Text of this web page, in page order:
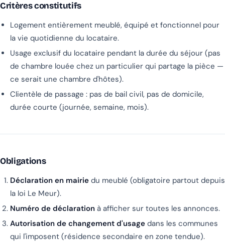
Critères constitutifs
Logement entièrement meublé, équipé et fonctionnel pour
la vie quotidienne du locataire.
Usage exclusif du locataire pendant la durée du séjour (pas
de chambre louée chez un particulier qui partage la pièce —
ce serait une chambre d'hôtes).
Clientèle de passage : pas de bail civil, pas de domicile,
durée courte (journée, semaine, mois).
Obligations
Déclaration en mairie du meublé (obligatoire partout depuis
la loi Le Meur).
Numéro de déclaration à afficher sur toutes les annonces.
Autorisation de changement d'usage dans les communes
qui l'imposent (résidence secondaire en zone tendue).